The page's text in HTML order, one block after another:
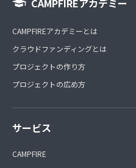
CAMPFIREアカデミー
CAMPFIREアカデミーとは
クラウドファンディングとは
プロジェクトの作り方
プロジェクトの広め方
サービス
CAMPFIRE